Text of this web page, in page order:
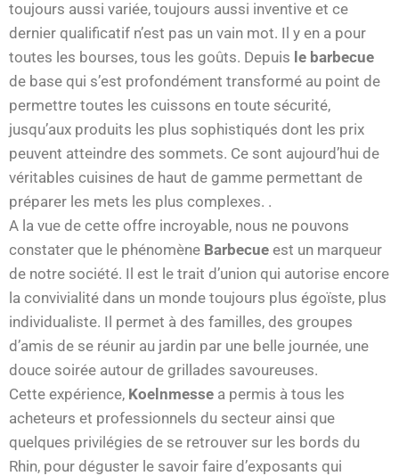
toujours aussi variée, toujours aussi inventive et ce
dernier qualificatif n’est pas un vain mot. Il y en a pour
toutes les bourses, tous les goûts. Depuis le barbecue
de base qui s’est profondément transformé au point de
permettre toutes les cuissons en toute sécurité,
jusqu’aux produits les plus sophistiqués dont les prix
peuvent atteindre des sommets. Ce sont aujourd’hui de
véritables cuisines de haut de gamme permettant de
préparer les mets les plus complexes. .
A la vue de cette offre incroyable, nous ne pouvons
constater que le phénomène Barbecue est un marqueur
de notre société. Il est le trait d’union qui autorise encore
la convivialité dans un monde toujours plus égoïste, plus
individualiste. Il permet à des familles, des groupes
d’amis de se réunir au jardin par une belle journée, une
douce soirée autour de grillades savoureuses.
Cette expérience, Koelnmesse a permis à tous les
acheteurs et professionnels du secteur ainsi que
quelques privilégies de se retrouver sur les bords du
Rhin, pour déguster le savoir faire d’exposants qui